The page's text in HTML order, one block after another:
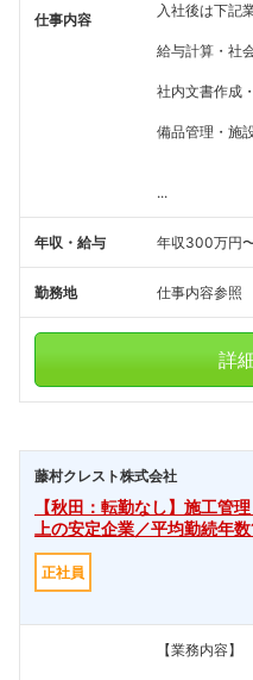
仕事内容
入社後は下記
給与計算・社
社内文書作成
備品管理・施
...
年収・給与 年収300万円
勤務地 仕事内容参照
詳
藤村クレスト株式会社
【秋田：転勤なし】施工
上の安定企業／平均勤続年
正社員
【業務内容】